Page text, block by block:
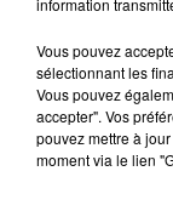
information
Vous pouvez
sélectionnant les
Vous pouvez
accepter". Vos
pouvez mettre à
moment via le lien